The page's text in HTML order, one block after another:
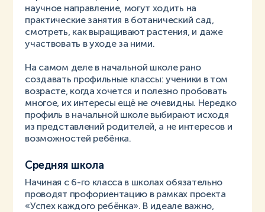
научное направление, могут ходить на
практические занятия в ботанический сад,
смотреть, как выращивают растения, и даже
участвовать в уходе за ними.
На самом деле в начальной школе рано
создавать профильные классы: ученики в том
возрасте, когда хочется и полезно пробовать
многое, их интересы ещё не очевидны. Нередко
профиль в начальной школе выбирают исходя
из представлений родителей, а не интересов и
возможностей ребёнка.
Средняя школа
Начиная с 6-го класса в школах обязательно
проводят профориентацию в рамках проекта
«Успех каждого ребёнка». В идеале важно,